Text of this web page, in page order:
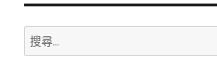
章:
搜
尋